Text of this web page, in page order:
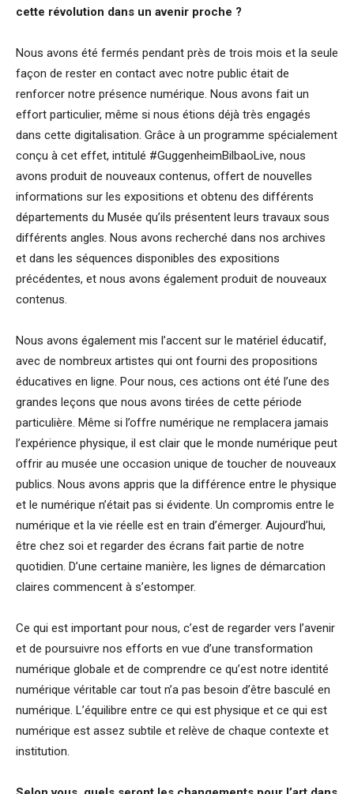
cette révolution dans un avenir proche ?
Nous avons été fermés pendant près de trois mois et la seule
façon de rester en contact avec notre public était de
renforcer notre présence numérique. Nous avons fait un
effort particulier, même si nous étions déjà très engagés
dans cette digitalisation. Grâce à un programme spécialement
conçu à cet effet, intitulé #GuggenheimBilbaoLive, nous
avons produit de nouveaux contenus, offert de nouvelles
informations sur les expositions et obtenu des différents
départements du Musée qu’ils présentent leurs travaux sous
différents angles. Nous avons recherché dans nos archives
et dans les séquences disponibles des expositions
précédentes, et nous avons également produit de nouveaux
contenus.
Nous avons également mis l’accent sur le matériel éducatif,
avec de nombreux artistes qui ont fourni des propositions
éducatives en ligne. Pour nous, ces actions ont été l’une des
grandes leçons que nous avons tirées de cette période
particulière. Même si l’offre numérique ne remplacera jamais
l’expérience physique, il est clair que le monde numérique peut
offrir au musée une occasion unique de toucher de nouveaux
publics. Nous avons appris que la différence entre le physique
et le numérique n’était pas si évidente. Un compromis entre le
numérique et la vie réelle est en train d’émerger. Aujourd’hui,
être chez soi et regarder des écrans fait partie de notre
quotidien. D’une certaine manière, les lignes de démarcation
claires commencent à s’estomper.
Ce qui est important pour nous, c’est de regarder vers l’avenir
et de poursuivre nos efforts en vue d’une transformation
numérique globale et de comprendre ce qu’est notre identité
numérique véritable car tout n’a pas besoin d’être basculé en
numérique. L’équilibre entre ce qui est physique et ce qui est
numérique est assez subtile et relève de chaque contexte et
institution.